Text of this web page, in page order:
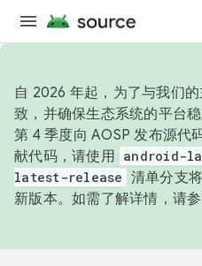
自 2026 年起，为了与我们
致，并确保生态系统的平台
第 4 季度向 AOSP 发布源代
献代码，请使用 android-
latest-release 清单分支
新版本。如需了解详情，请